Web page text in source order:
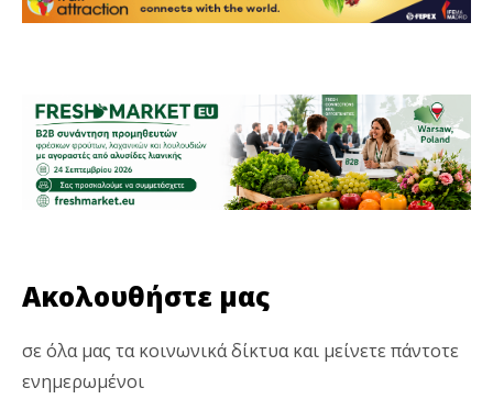
Ακολουθήστε μας
σε όλα μας τα κοινωνικά δίκτυα και μείνετε πάντοτε
ενημερωμένοι